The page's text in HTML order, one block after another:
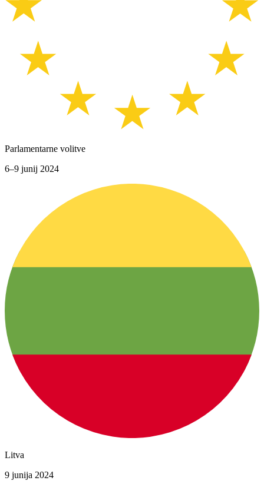
Parlamentarne volitve
6–9 junij 2024
Litva
9 junija 2024